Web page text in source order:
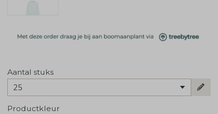
Aantal stuks
25
Productkleur